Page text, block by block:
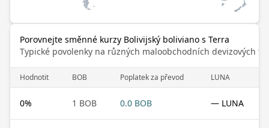
Porovnejte směnné kurzy Bolivijský boliviano s Terra
Typické povolenky na různých maloobchodních devizových
Hodnotit BOB Poplatek za převod LUNA
0% 1 BOB 0.0 BOB — LUNA